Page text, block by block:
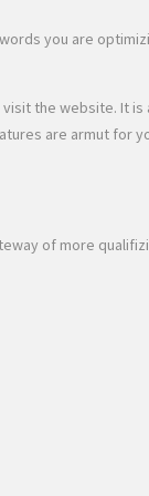
you are
the website. It
are armut for
of more